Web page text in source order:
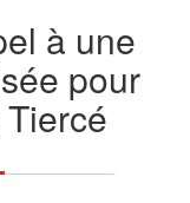
à une
pour